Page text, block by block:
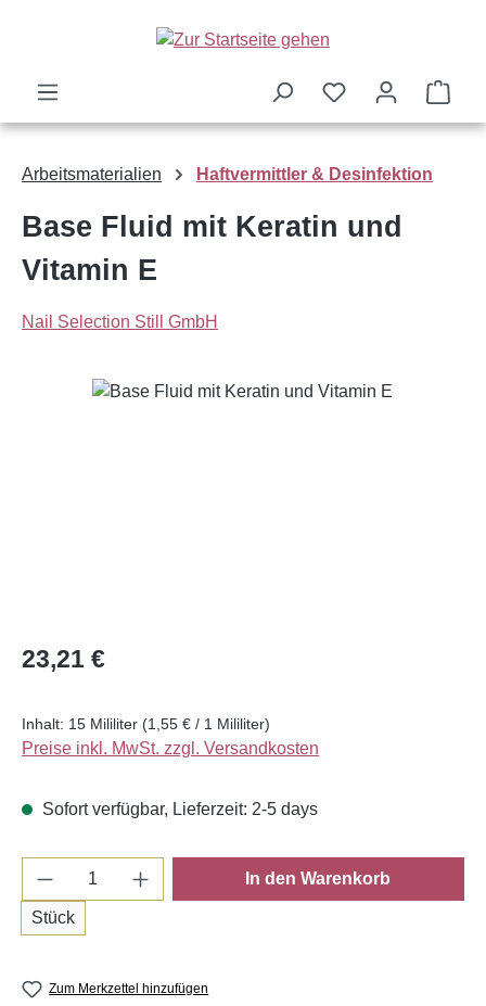
Zum Hauptinhalt springen
Arbeitsmaterialien Haftvermittler & Desinfektion
Base Fluid mit Keratin und
Vitamin E
Nail Selection Still GmbH
Bildergalerie überspringen
Regulärer Preis:
23,21 €
Inhalt: 15 Mililiter (1,55 € / 1 Mililiter)
Preise inkl. MwSt. zzgl. Versandkosten
Sofort verfügbar, Lieferzeit: 2-5 days
Produkt Anzahl: Gib den gewünschten
Stück
In den Warenkorb
Zum Merkzettel hinzufügen